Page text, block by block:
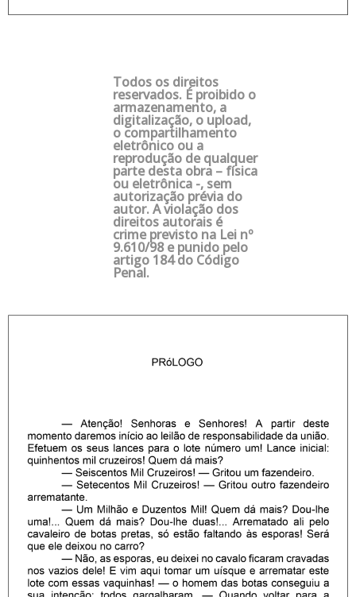
Todos os direitos
reservados. É proibido o
armazenamento, a
digitalização, o upload,
o compartilhamento
eletrônico ou a
reprodução de qualquer
parte desta obra – física
ou eletrônica -, sem
autorização prévia do
autor. A violação dos
direitos autorais é
crime previsto na Lei nº
9.610/98 e punido pelo
artigo 184 do Código
Penal.